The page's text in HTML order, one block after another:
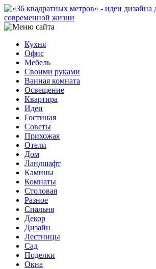
Кухня
Офис
Мебель
Своими руками
Ванная комната
Освещение
Квартира
Идеи
Гостиная
Советы
Прихожая
Отели
Дом
Ландшафт
Камины
Комнаты
Столовая
Разное
Спальня
Декор
Дизайн
Лестницы
Сад
Поделки
Окна